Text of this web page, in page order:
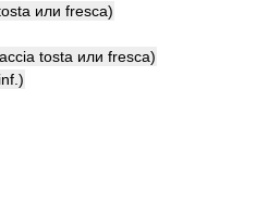
или fresca)
tosta или fresca)